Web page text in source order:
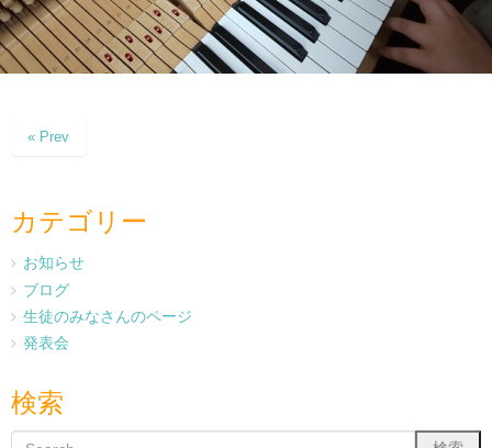
« Prev
カテゴリー
お知らせ
ブログ
生徒のみなさんのページ
発表会
検索